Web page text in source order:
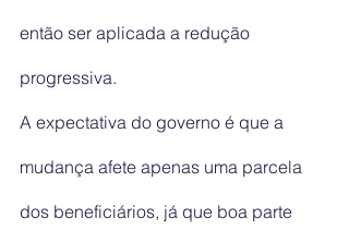
então ser aplicada a redução
progressiva.
A expectativa do governo é que a
mudança afete apenas uma parcela
dos beneficiários, já que boa parte